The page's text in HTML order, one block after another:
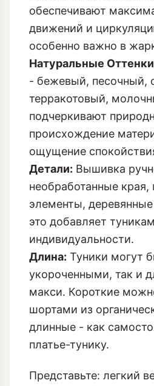
обеспечивают
движений и
особенно важно в
Натуральные
- бежевый, песочный,
терракотовый,
подчеркивают
происхождение
ощущение
Детали: Вышивка
необработанные края,
элементы,
это добавляет
индивидуальности.
Длина: Туники могут
укороченными, так и
макси. Короткие
шортами из
длинные - как
платье-тунику.
Представьте: легкий